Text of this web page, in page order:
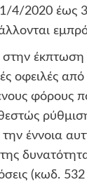
4/2020 έως
στην έκπτωση
οφειλές
φόρους
έννοια
(κωδ.